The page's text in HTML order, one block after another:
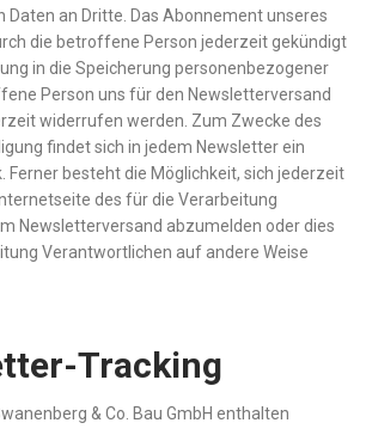
Daten an Dritte. Das Abonnement unseres
die betroffene Person jederzeit gekündigt
in die Speicherung personenbezogener
Person uns für den Newsletterversand
widerrufen werden. Zum Zwecke des
findet sich in jedem Newsletter ein
Ferner besteht die Möglichkeit, sich jederzeit
des für die Verarbeitung
Newsletterversand abzumelden oder dies
Verantwortlichen auf andere Weise
Tracking
& Co. Bau GmbH enthalten